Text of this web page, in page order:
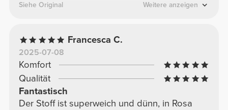
Siehe Original Weitere anzeigen
Francesca C.
2025-07-08
Komfort
Qualität
Fantastisch
Der Stoff ist superweich und dünn, in Rosa